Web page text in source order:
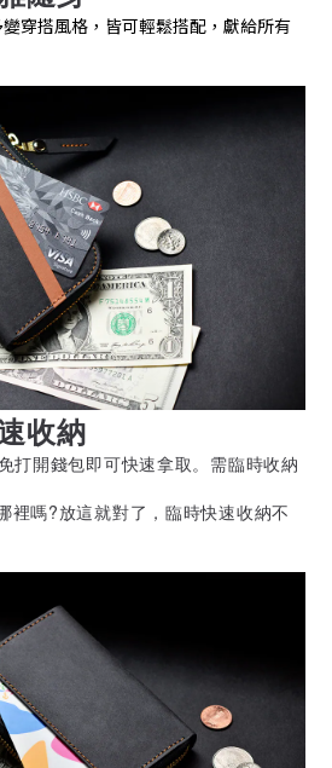
穿搭風格，皆可輕鬆搭配，獻給所有
收納
打開錢包即可快速拿取。需臨時收納
裡嗎?放這就對了，臨時快速收納不